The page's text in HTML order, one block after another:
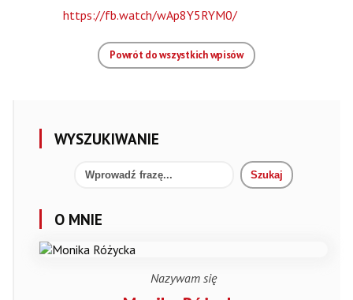
https://fb.watch/wAp8Y5RYM0/
Powrót do wszystkich wpisów
WYSZUKIWANIE
O MNIE
Nazywam się